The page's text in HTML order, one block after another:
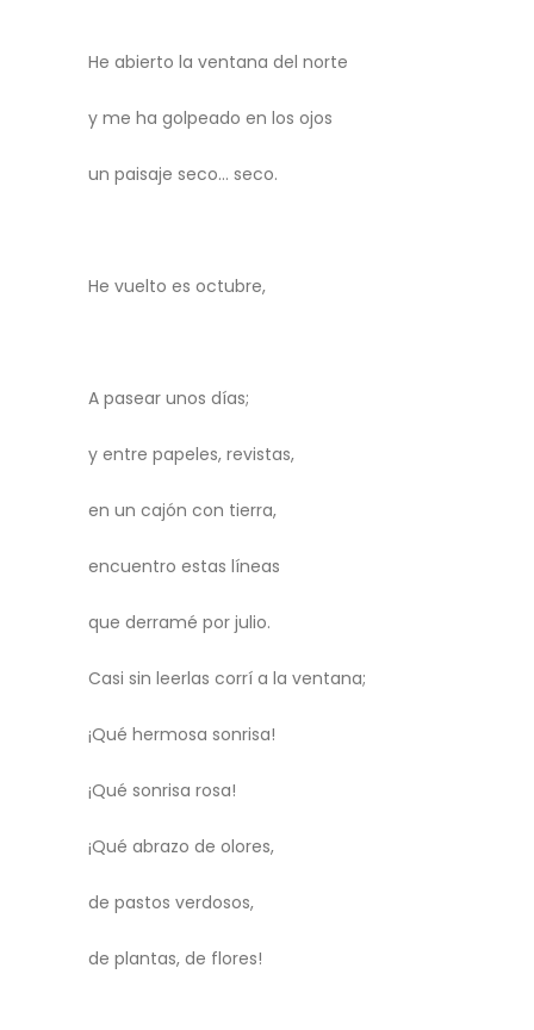
He abierto la ventana del norte
y me ha golpeado en los ojos
un paisaje seco… seco.
He vuelto es octubre,
A pasear unos días;
y entre papeles, revistas,
en un cajón con tierra,
encuentro estas líneas
que derramé por julio.
Casi sin leerlas corrí a la ventana;
¡Qué hermosa sonrisa!
¡Qué sonrisa rosa!
¡Qué abrazo de olores,
de pastos verdosos,
de plantas, de flores!